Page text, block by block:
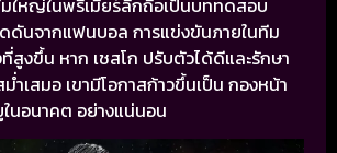
นจากแฟนบอล การแข่งขันภายในทีม
สูงขึ้น หาก เชสโก ปรับตัวได้ดีและรักษา
ำเสมอ เขามีโอกาสก้าวขึ้นเป็น กองหน้า
นอนาคต อย่างแน่นอน